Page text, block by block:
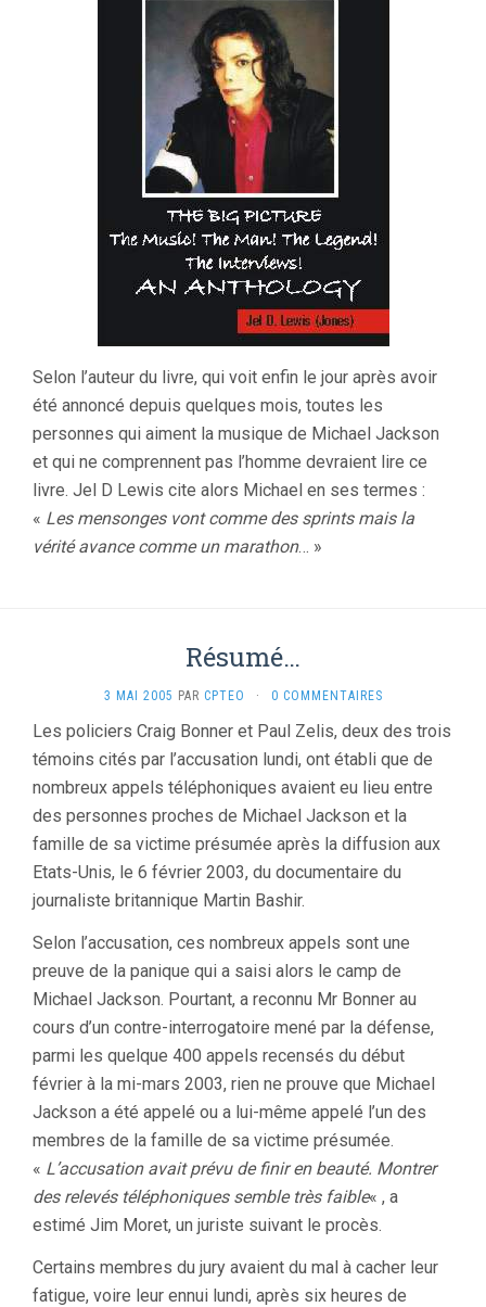
Selon l’auteur du livre, qui voit enfin le jour après avoir
été annoncé depuis quelques mois, toutes les
personnes qui aiment la musique de Michael Jackson
et qui ne comprennent pas l’homme devraient lire ce
livre. Jel D Lewis cite alors Michael en ses termes :
« Les mensonges vont comme des sprints mais la
vérité avance comme un marathon… »
Résumé…
3 MAI 2005 PAR CPTEO · 0 COMMENTAIRES
Les policiers Craig Bonner et Paul Zelis, deux des trois
témoins cités par l’accusation lundi, ont établi que de
nombreux appels téléphoniques avaient eu lieu entre
des personnes proches de Michael Jackson et la
famille de sa victime présumée après la diffusion aux
Etats-Unis, le 6 février 2003, du documentaire du
journaliste britannique Martin Bashir.
Selon l’accusation, ces nombreux appels sont une
preuve de la panique qui a saisi alors le camp de
Michael Jackson. Pourtant, a reconnu Mr Bonner au
cours d’un contre-interrogatoire mené par la défense,
parmi les quelque 400 appels recensés du début
février à la mi-mars 2003, rien ne prouve que Michael
Jackson a été appelé ou a lui-même appelé l’un des
membres de la famille de sa victime présumée.
« L’accusation avait prévu de finir en beauté. Montrer
des relevés téléphoniques semble très faible« , a
estimé Jim Moret, un juriste suivant le procès.
Certains membres du jury avaient du mal à cacher leur
fatigue, voire leur ennui lundi, après six heures de